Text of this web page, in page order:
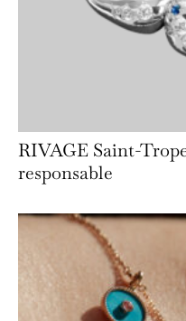
RIVAGE Saint-
responsable